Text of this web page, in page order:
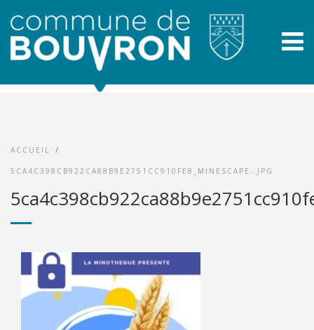
ACCUEIL /
5CA4C398CB922CA88B9E2751CC910FE8_MINESCAPE-.JPG